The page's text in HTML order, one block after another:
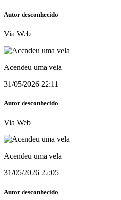
Autor desconhecido
Via Web
Acendeu uma vela
31/05/2026 22:11
Autor desconhecido
Via Web
Acendeu uma vela
31/05/2026 22:05
Autor desconhecido